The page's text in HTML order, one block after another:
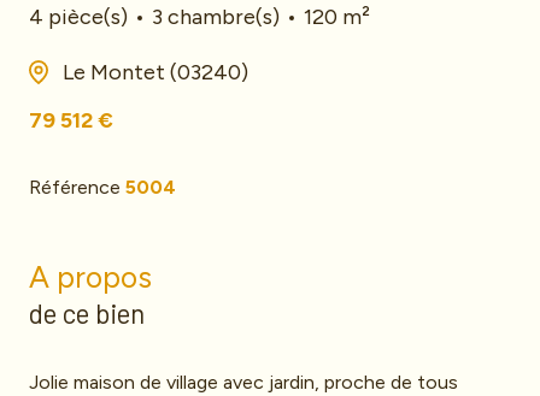
4 pièce(s)
3 chambre(s) 120 m²
Le Montet (03240)
79 512 €
Référence 5004
A propos
de ce bien
Jolie maison de village avec jardin, proche de tous